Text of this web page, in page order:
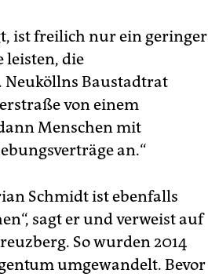
ist freilich nur ein geringer
leisten, die
Neuköllns Baustadtrat
von einem
Menschen mit
an.“
Schmidt ist ebenfalls
sagt er und verweist auf
So wurden 2014
umgewandelt. Bevor